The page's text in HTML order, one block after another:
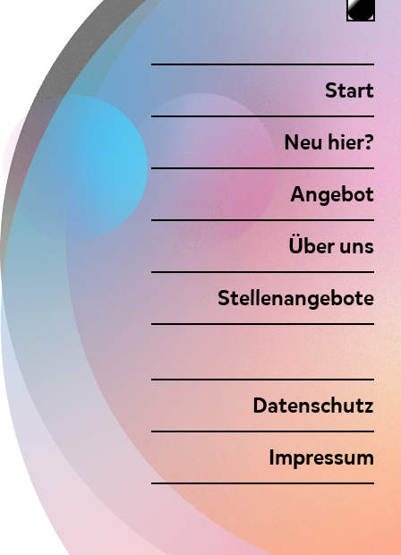
Leichte Sprache
Andere
Main navigation
Start
Neu hier?
Angebot
Über uns
Stellenangebote
Datenschutz
Impressum